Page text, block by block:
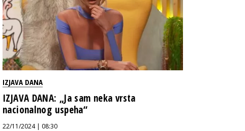
IZJAVA DANA
IZJAVA DANA: „Ja sam neka vrsta
nacionalnog uspeha“
22/11/2024 | 08:30